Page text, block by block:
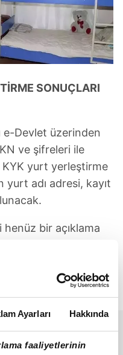
Ayarları Hakkında
faaliyetlerinin
SONUÇLARI
e-Devlet üzerinden
ve şifreleri ile
KYK yurt yerleştirme
yurt adı adresi, kayıt
bir açıklama
adresinden